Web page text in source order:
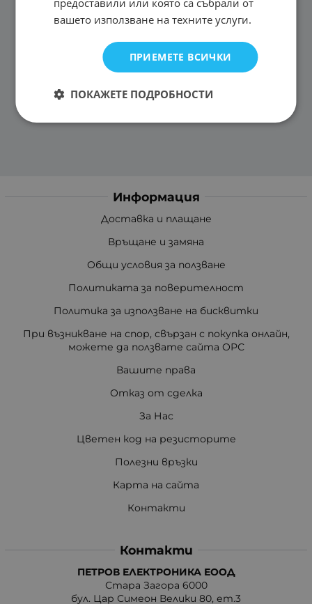
Информация
Доставка и плащане
Връщане и замяна
Общи условия за ползване
Политиката за поверителност
Политика за използване на бисквитки
При възникване на спор, свързан с покупка онлайн,
можете да ползвате сайта ОРС
Вашите права
Отказ от сделка
За Нас
Цветен код на резисторите
Полезни връзки
Карта на сайта
Контакти
Контакти
ПЕТРОВ ЕЛЕКТРОНИКА ЕООД
Стара Загора 6000
бул. Цар Симеон Велики 80, ет.3
вашето използване на техните услуги.
ПРИЕМЕТЕ ВСИЧКИ
ПОКАЖЕТЕ ПОДРОБНОСТИ